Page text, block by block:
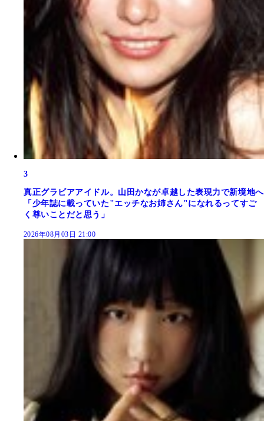
3
真正グラビアアイドル。山田かなが卓越した表現力で新境地へ
「少年誌に載っていた"エッチなお姉さん"になれるってすご
く尊いことだと思う」
2026年08月03日 21:00